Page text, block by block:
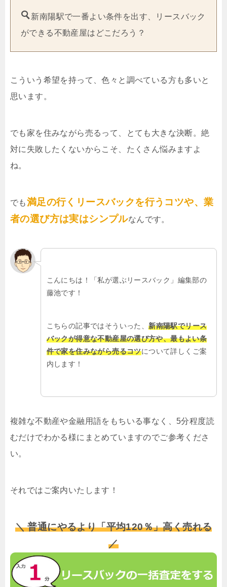
新南陽駅で一番よい条件を出す、リースバック
ができる不動産屋はどこだろう？
こういう希望を持って、色々と調べている方も多いと
思います。
でも家を住みながら売るって、とても大きな決断。絶
対に失敗したくないからこそ、たくさん悩みますよ
ね。
でも満足の行くリースバックを行うコツや、業
者の選び方は実はシンプルなんです。
こんにちは！「私が選ぶリースバック」編集部の
藤池です！
こちらの記事ではそういった、新南陽駅でリース
バックが得意な不動産屋の選び方や、最もよい条
件で家を住みながら売るコツについて詳しくご案
内します！
複雑な不動産や金融用語をもちいる事なく、5分程度読
むだけでわかる様にまとめていますのでご参考くださ
い。
それではご案内いたします！
＼ 普通にやるより「平均120％」高く売れる
／